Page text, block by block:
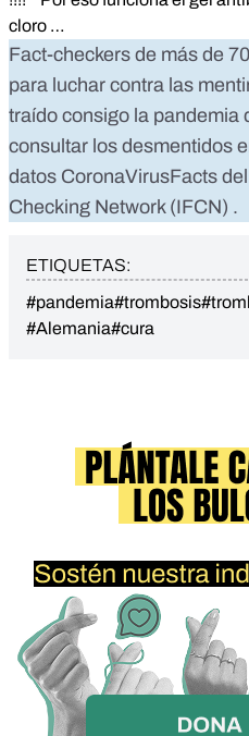
cloro …
Fact-checkers de más de
para luchar contra las
traído consigo la pandemia
consultar los desmentidos
datos CoronaVirusFacts del
Checking Network (IFCN) .
ETIQUETAS:
#pandemia#trombosis
#Alemania#cura